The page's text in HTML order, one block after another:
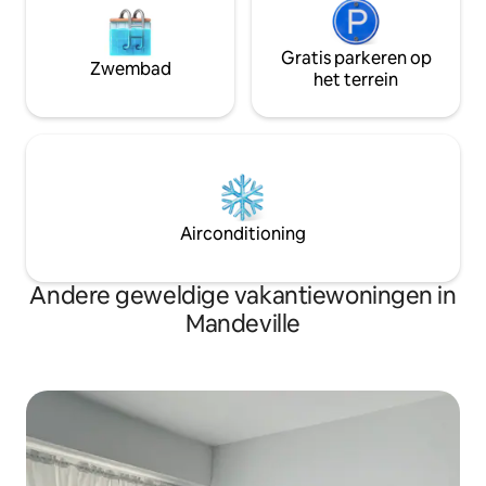
Zwembad
Gratis parkeren op
het terrein
Airconditioning
Andere geweldige vakantiewoningen in
Mandeville